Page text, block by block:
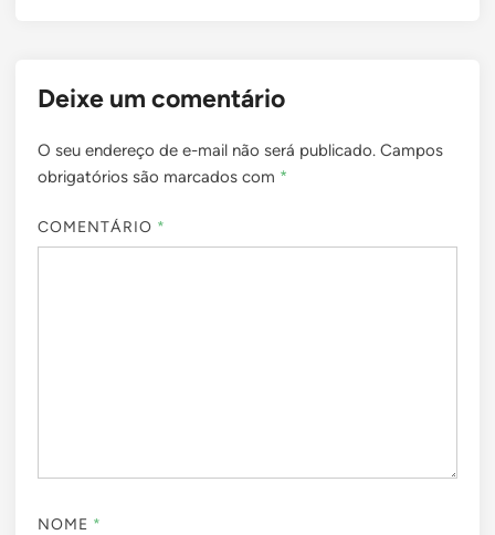
Deixe um comentário
O seu endereço de e-mail não será publicado. Campos
obrigatórios são marcados com *
COMENTÁRIO *
NOME *